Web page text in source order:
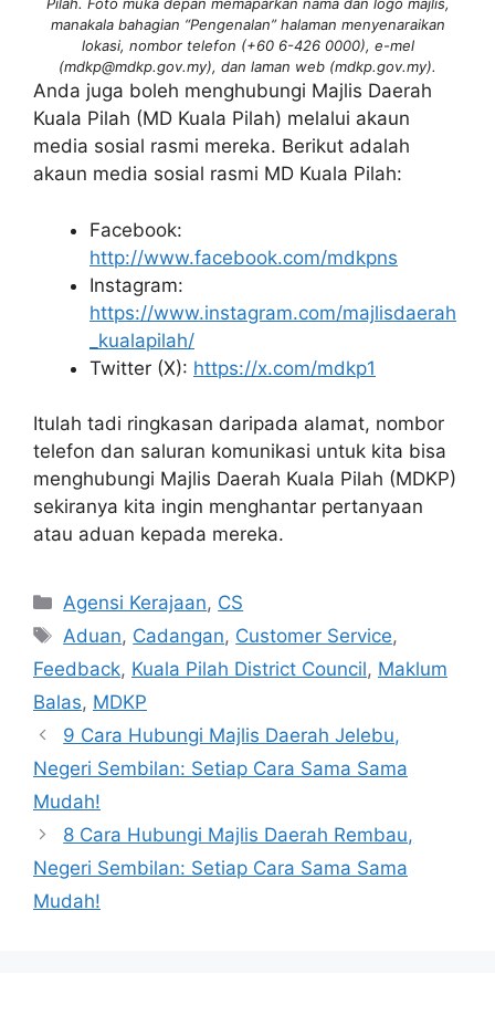
Pilah. Foto muka depan memaparkan nama dan logo majlis,
manakala bahagian “Pengenalan” halaman menyenaraikan
lokasi, nombor telefon (+60 6-426 0000), e-mel
(mdkp@mdkp.gov.my), dan laman web (mdkp.gov.my).
Anda juga boleh menghubungi Majlis Daerah
Kuala Pilah (MD Kuala Pilah) melalui akaun
media sosial rasmi mereka. Berikut adalah
akaun media sosial rasmi MD Kuala Pilah:
Facebook:
http://www.facebook.com/mdkpns
Instagram:
https://www.instagram.com/majlisdaerah
_kualapilah/
Twitter (X): https://x.com/mdkp1
Itulah tadi ringkasan daripada alamat, nombor
telefon dan saluran komunikasi untuk kita bisa
menghubungi Majlis Daerah Kuala Pilah (MDKP)
sekiranya kita ingin menghantar pertanyaan
atau aduan kepada mereka.
Categories
Agensi Kerajaan, CS
Tags
Aduan, Cadangan, Customer Service,
Feedback, Kuala Pilah District Council, Maklum
Balas, MDKP
9 Cara Hubungi Majlis Daerah Jelebu,
Negeri Sembilan: Setiap Cara Sama Sama
Mudah!
8 Cara Hubungi Majlis Daerah Rembau,
Negeri Sembilan: Setiap Cara Sama Sama
Mudah!